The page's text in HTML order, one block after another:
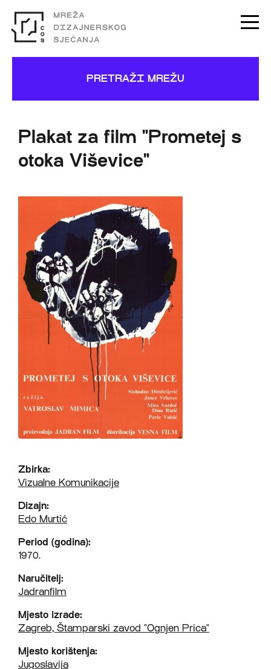
PRETRAŽI MREŽU
Plakat za film "Prometej s
otoka Viševice"
Zbirka:
Vizualne Komunikacije
Dizajn:
Edo Murtić
Period (godina):
1970.
Naručitelj:
Jadranfilm
Mjesto izrade:
Zagreb, Štamparski zavod "Ognjen Prica"
Mjesto korištenja:
Jugoslavija